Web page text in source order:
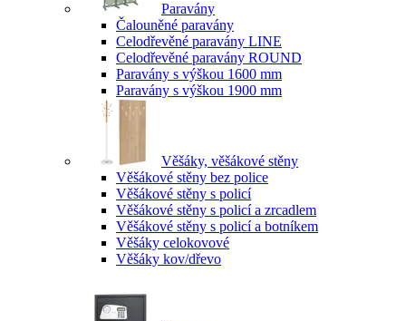
Paravány
Čalouněné paravány
Celodřevěné paravány LINE
Celodřevěné paravány ROUND
Paravány s výškou 1600 mm
Paravány s výškou 1900 mm
Věšáky, věšákové stěny
Věšákové stěny bez police
Věšákové stěny s policí
Věšákové stěny s policí a zrcadlem
Věšákové stěny s policí a botníkem
Věšáky celokovové
Věšáky kov/dřevo